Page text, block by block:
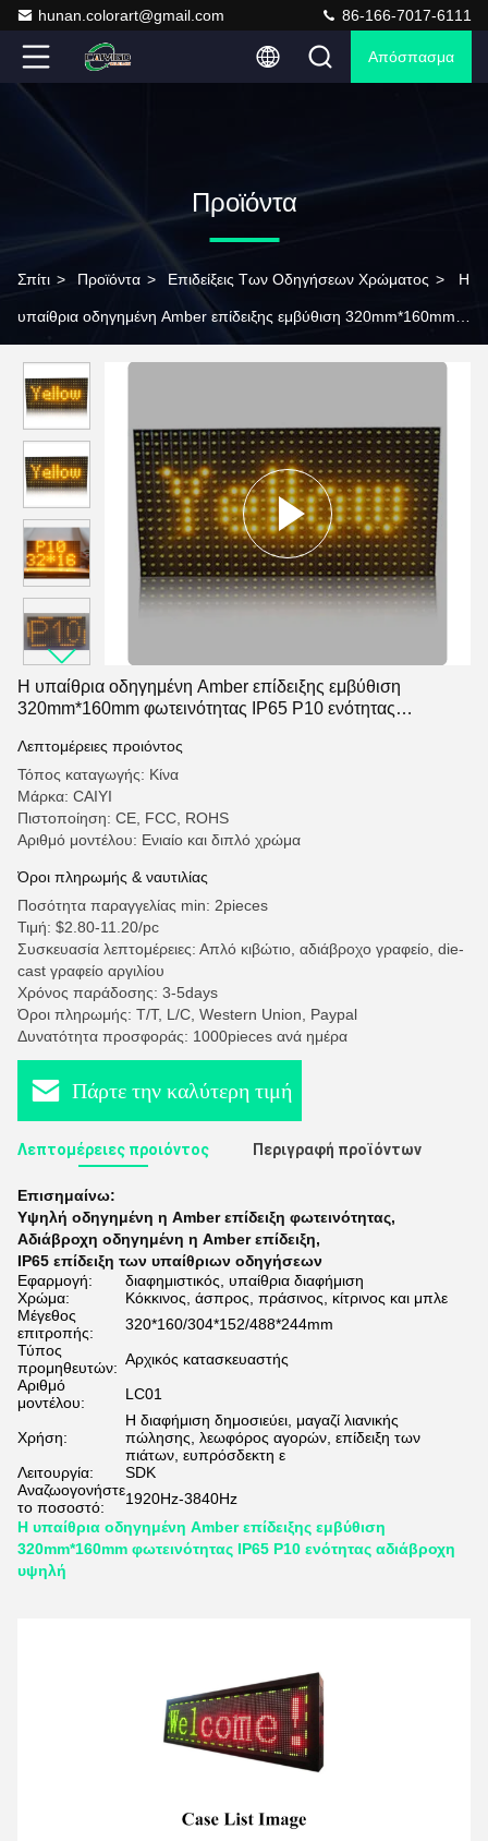
hunan.colorart@gmail.com 86-166-7017-6111
Απόσπασμα
Προϊόντα
Σπίτι > Προϊόντα > Επιδείξεις Των Οδηγήσεων Χρώματος > Η
υπαίθρια οδηγημένη Amber επίδειξης εμβύθιση 320mm*160mm
Η υπαίθρια οδηγημένη Amber επίδειξης εμβύθιση
320mm*160mm φωτεινότητας IP65 P10 ενότητας
Λεπτομέρειες προιόντος
Τόπος καταγωγής: Κίνα
Μάρκα: CAIYI
Πιστοποίηση: CE, FCC, ROHS
Αριθμό μοντέλου: Ενιαίο και διπλό χρώμα
Όροι πληρωμής & ναυτιλίας
Ποσότητα παραγγελίας min: 2pieces
Τιμή: $2.80-11.20/pc
Συσκευασία λεπτομέρειες: Απλό κιβώτιο, αδιάβροχο γραφείο, die-
cast γραφείο αργιλίου
Χρόνος παράδοσης: 3-5days
Όροι πληρωμής: T/T, L/C, Western Union, Paypal
Δυνατότητα προσφοράς: 1000pieces ανά ημέρα
Πάρτε την καλύτερη τιμή
Λεπτομέρειες προιόντος Περιγραφή προϊόντων
Επισημαίνω:
Υψηλή οδηγημένη η Amber επίδειξη φωτεινότητας,
Αδιάβροχη οδηγημένη η Amber επίδειξη,
IP65 επίδειξη των υπαίθριων οδηγήσεων
Εφαρμογή:
διαφημιστικός, υπαίθρια διαφήμιση
Χρώμα:
Κόκκινος, άσπρος, πράσινος, κίτρινος και μπλε
Μέγεθος
επιτροπής:
320*160/304*152/488*244mm
Τύπος
προμηθευτών: Αρχικός κατασκευαστής
Αριθμό
μοντέλου:
LC01
Χρήση:
Η διαφήμιση δημοσιεύει, μαγαζί λιανικής
πώλησης, λεωφόρος αγορών, επίδειξη των
πιάτων, ευπρόσδεκτη ε
Λειτουργία:
SDK
Αναζωογονήστε
το ποσοστό:
1920Hz-3840Hz
Η υπαίθρια οδηγημένη Amber επίδειξης εμβύθιση
320mm*160mm φωτεινότητας IP65 P10 ενότητας αδιάβροχη
υψηλή